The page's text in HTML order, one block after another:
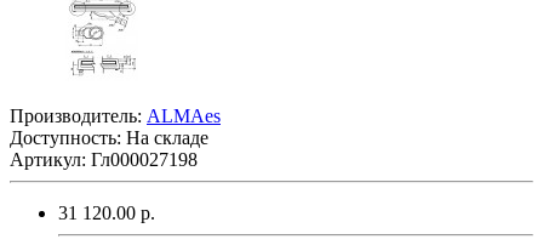
Производитель: ALMAes
Доступность: На складе
Артикул: Гл000027198
31 120.00 р.